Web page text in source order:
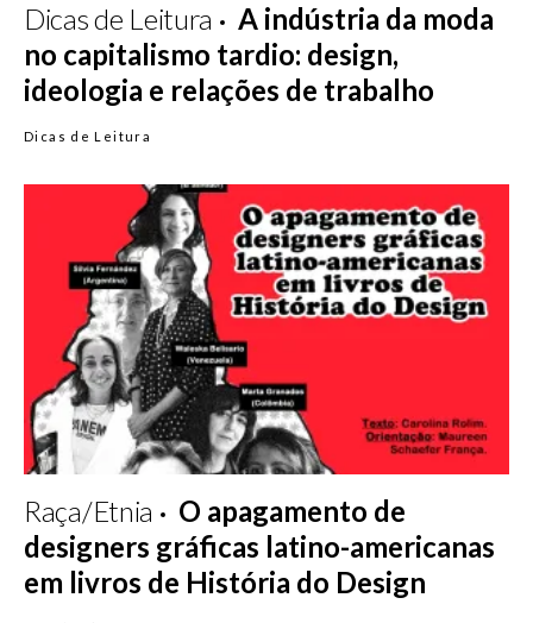
Dicas de Leitura
A indústria da moda
no capitalismo tardio: design,
ideologia e relações de trabalho
Dicas de Leitura
Raça/Etnia
O apagamento de
designers gráficas latino-americanas
em livros de História do Design